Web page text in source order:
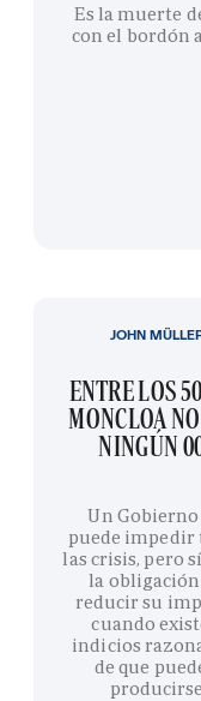
Es la muerte
con el bordón
ENTRE LOS
MONCLOA
NINGÚN
Un Gobierno
puede impedir
las crisis, pero
la obligación
reducir su
cuando
indicios
de que
producirse
JOHN